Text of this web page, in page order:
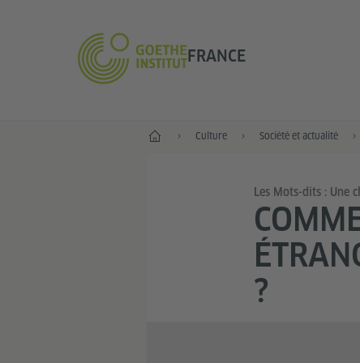
FRANCE
Accueil Culture Société et actualité
Les Mots-dits : Une
?